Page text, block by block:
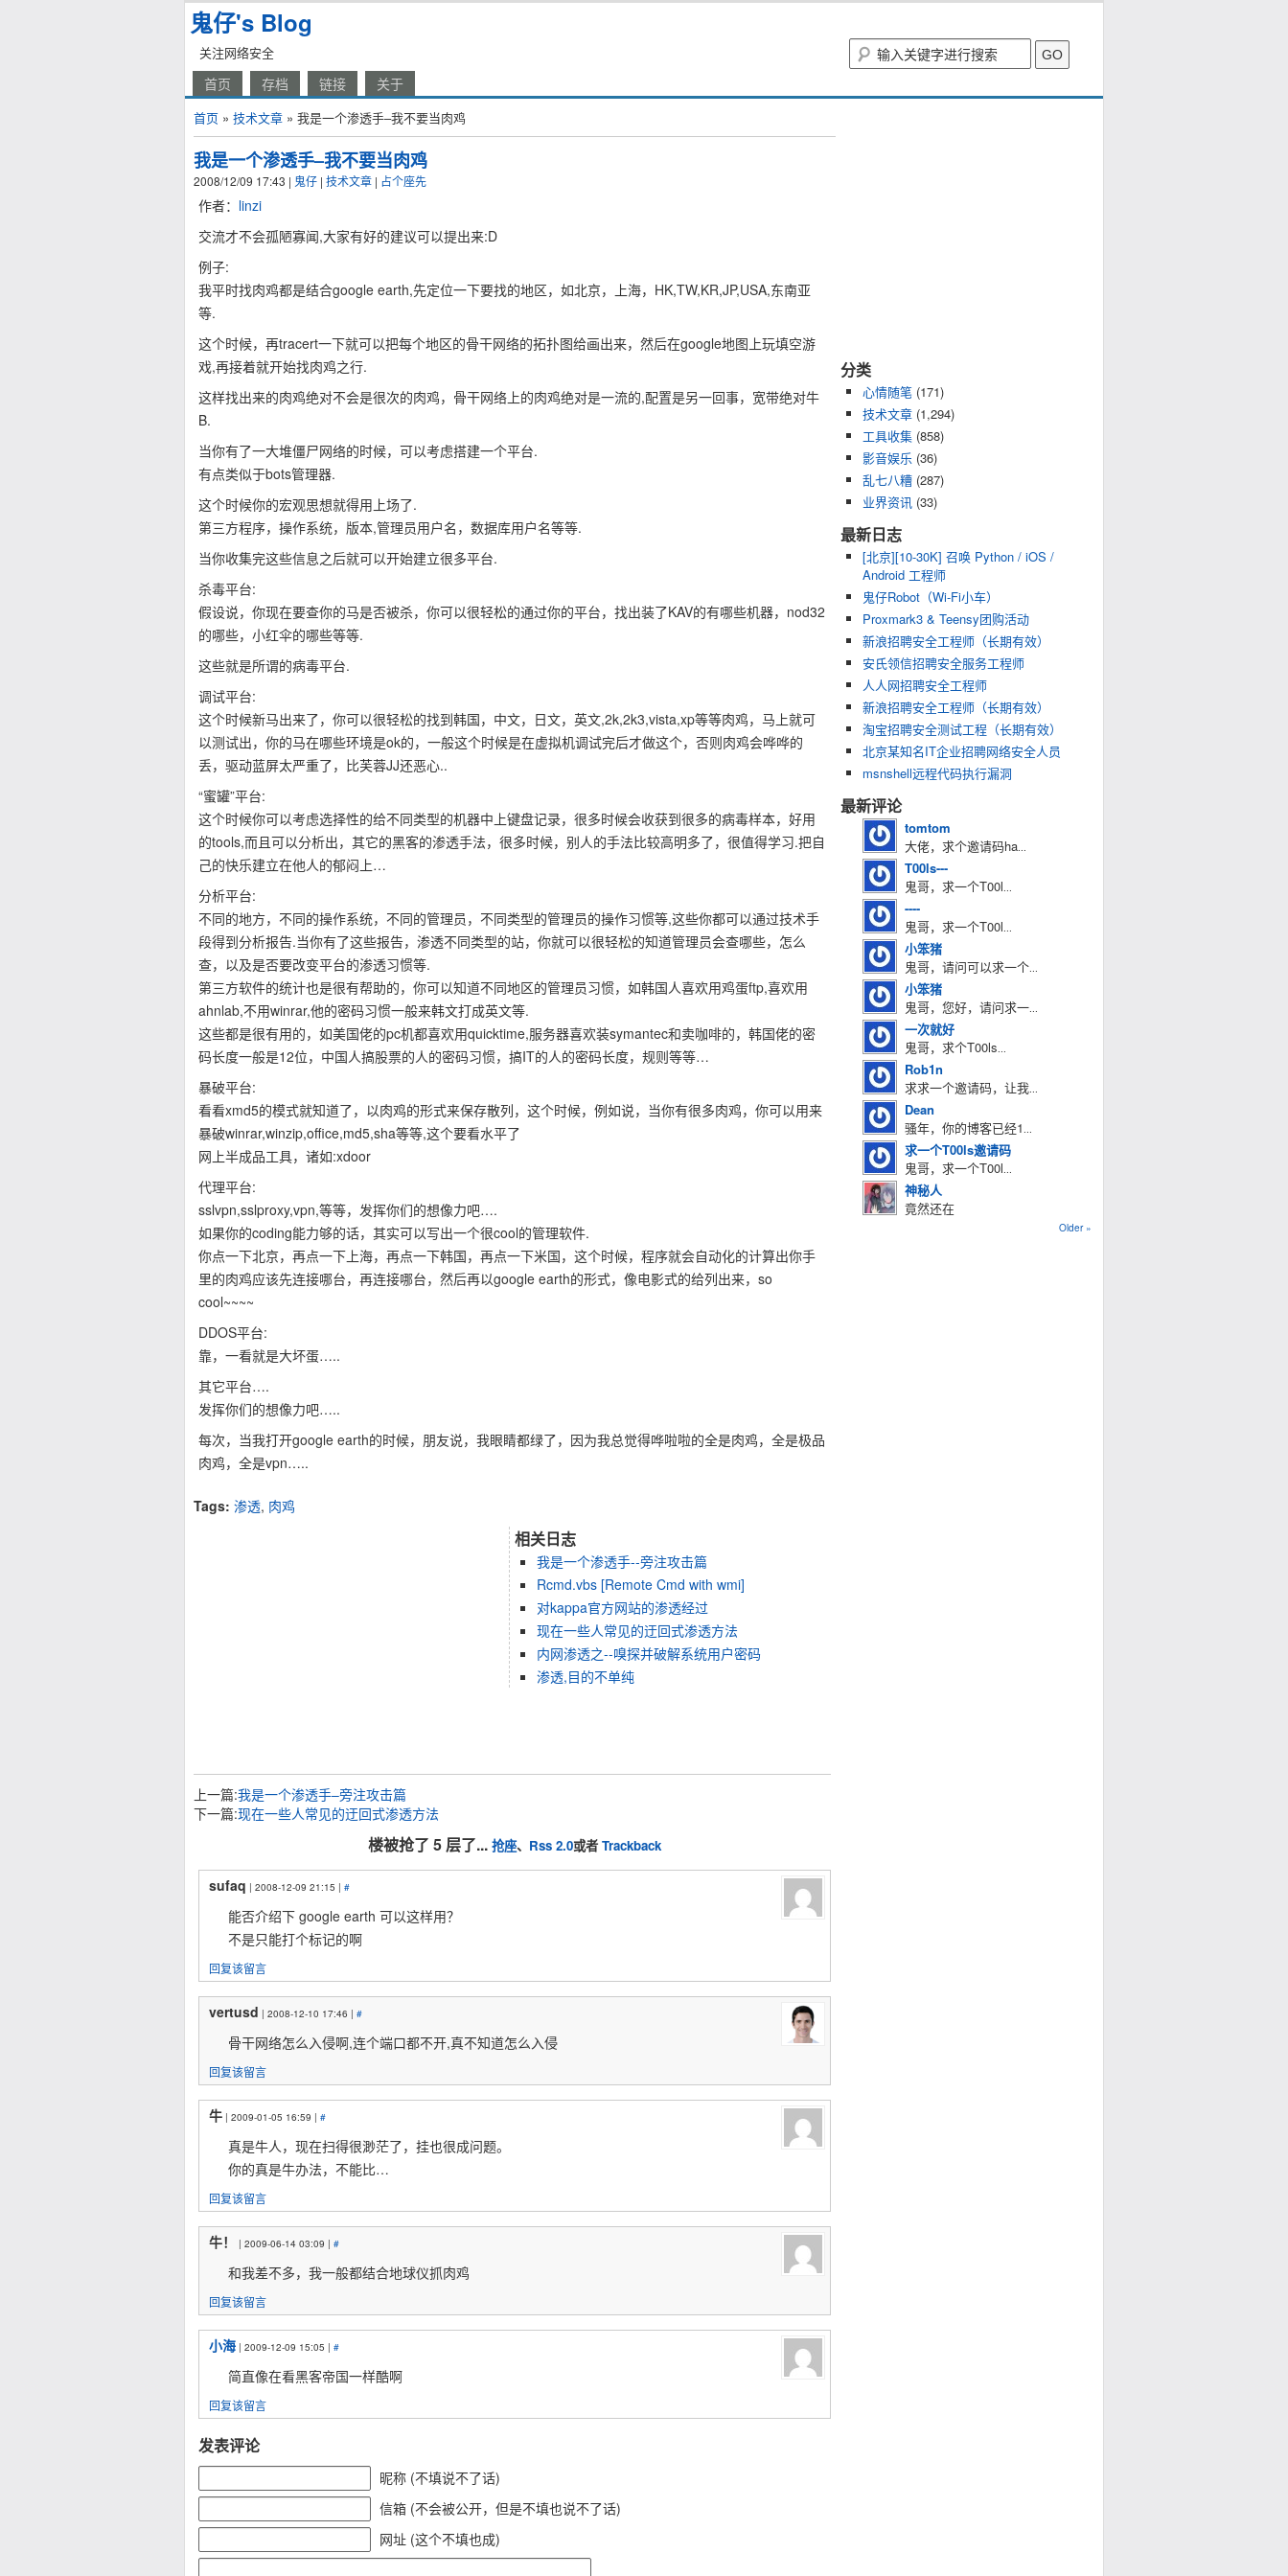
鬼仔's Blog
关注网络安全
首页 存档 链接 关于
首页 » 技术文章 » 我是一个渗透手–我不要当肉鸡
我是一个渗透手–我不要当肉鸡
2008/12/09 17:43 | 鬼仔 | 技术文章 | 占个座先
作者： linzi
交流才不会孤陋寡闻,大家有好的建议可以提出来:D
例子:
我平时找肉鸡都是结合google earth,先定位一下要找的地区，如北京，上海，HK,TW,KR,JP,USA,东南亚
等.
这个时候，再tracert一下就可以把每个地区的骨干网络的拓扑图给画出来，然后在google地图上玩填空游
戏,再接着就开始找肉鸡之行.
这样找出来的肉鸡绝对不会是很次的肉鸡，骨干网络上的肉鸡绝对是一流的,配置是另一回事，宽带绝对牛
B.
当你有了一大堆僵尸网络的时候，可以考虑搭建一个平台.
有点类似于bots管理器.
这个时候你的宏观思想就得用上场了.
第三方程序，操作系统，版本,管理员用户名，数据库用户名等等.
当你收集完这些信息之后就可以开始建立很多平台.
杀毒平台:
假设说，你现在要查你的马是否被杀，你可以很轻松的通过你的平台，找出装了KAV的有哪些机器，nod32
的哪些，小红伞的哪些等等.
这些就是所谓的病毒平台.
调试平台:
这个时候新马出来了，你可以很轻松的找到韩国，中文，日文，英文,2k,2k3,vista,xp等等肉鸡，马上就可
以测试出，你的马在哪些环境是ok的，一般这个时候是在虚拟机调试完后才做这个，否则肉鸡会哗哗的
丢，驱动蓝屏太严重了，比芙蓉JJ还恶心..
“蜜罐”平台:
这个时候你可以考虑选择性的给不同类型的机器中上键盘记录，很多时候会收获到很多的病毒样本，好用
的tools,而且可以分析出，其它的黑客的渗透手法，很多时候，别人的手法比较高明多了，很值得学习.把自
己的快乐建立在他人的郁闷上…
分析平台:
不同的地方，不同的操作系统，不同的管理员，不同类型的管理员的操作习惯等,这些你都可以通过技术手
段得到分析报告.当你有了这些报告，渗透不同类型的站，你就可以很轻松的知道管理员会查哪些，怎么
查，以及是否要改变平台的渗透习惯等.
第三方软件的统计也是很有帮助的，你可以知道不同地区的管理员习惯，如韩国人喜欢用鸡蛋ftp,喜欢用
ahnlab,不用winrar,他的密码习惯一般来韩文打成英文等.
这些都是很有用的，如美国佬的pc机都喜欢用quicktime,服务器喜欢装symantec和卖咖啡的，韩国佬的密
码长度一般是12位，中国人搞股票的人的密码习惯，搞IT的人的密码长度，规则等等…
暴破平台:
看看xmd5的模式就知道了，以肉鸡的形式来保存散列，这个时候，例如说，当你有很多肉鸡，你可以用来
暴破winrar,winzip,office,md5,sha等等,这个要看水平了
网上半成品工具，诸如:xdoor
代理平台:
sslvpn,sslproxy,vpn,等等，发挥你们的想像力吧….
如果你的coding能力够的话，其实可以写出一个很cool的管理软件.
你点一下北京，再点一下上海，再点一下韩国，再点一下米国，这个时候，程序就会自动化的计算出你手
里的肉鸡应该先连接哪台，再连接哪台，然后再以google earth的形式，像电影式的给列出来，so
cool~~~~
DDOS平台:
靠，一看就是大坏蛋…..
其它平台….
发挥你们的想像力吧…..
每次，当我打开google earth的时候，朋友说，我眼睛都绿了，因为我总觉得哗啦啦的全是肉鸡，全是极品
肉鸡，全是vpn…..
Tags: 渗透, 肉鸡
相关日志
我是一个渗透手--旁注攻击篇
Rcmd.vbs [Remote Cmd with wmi]
对kappa官方网站的渗透经过
现在一些人常见的迂回式渗透方法
内网渗透之--嗅探并破解系统用户密码
渗透,目的不单纯
上一篇:我是一个渗透手–旁注攻击篇
下一篇:现在一些人常见的迂回式渗透方法
楼被抢了 5 层了... 抢座、 Rss 2.0或者 Trackback
sufaq | 2008-12-09 21:15 | #
能否介绍下 google earth 可以这样用？
不是只能打个标记的啊
回复该留言
vertusd | 2008-12-10 17:46 | #
骨干网络怎么入侵啊,连个端口都不开,真不知道怎么入侵
回复该留言
牛 | 2009-01-05 16:59 | #
真是牛人，现在扫得很渺茫了，挂也很成问题。
你的真是牛办法，不能比…
回复该留言
牛！ | 2009-06-14 03:09 | #
和我差不多，我一般都结合地球仪抓肉鸡
回复该留言
小海 | 2009-12-09 15:05 | #
简直像在看黑客帝国一样酷啊
回复该留言
发表评论
昵称 (不填说不了话)
信箱 (不会被公开，但是不填也说不了话)
网址 (这个不填也成)
分类
心情随笔 (171)
技术文章 (1,294)
工具收集 (858)
影音娱乐 (36)
乱七八糟 (287)
业界资讯 (33)
最新日志
[北京][10-30K] 召唤 Python / iOS /
Android 工程师
鬼仔Robot（Wi-Fi小车）
Proxmark3 & Teensy团购活动
新浪招聘安全工程师（长期有效）
安氏领信招聘安全服务工程师
人人网招聘安全工程师
新浪招聘安全工程师（长期有效）
淘宝招聘安全测试工程（长期有效）
北京某知名IT企业招聘网络安全人员
msnshell远程代码执行漏洞
最新评论
tomtom
大佬，求个邀请码ha...
T00ls---
鬼哥，求一个T00l...
----
鬼哥，求一个T00l...
小笨猪
鬼哥，请问可以求一个...
小笨猪
鬼哥，您好，请问求一...
一次就好
鬼哥，求个T00ls...
Rob1n
求求一个邀请码，让我...
Dean
骚年，你的博客已经1...
求一个T00ls邀请码
鬼哥，求一个T00l...
神秘人
竟然还在
Older »